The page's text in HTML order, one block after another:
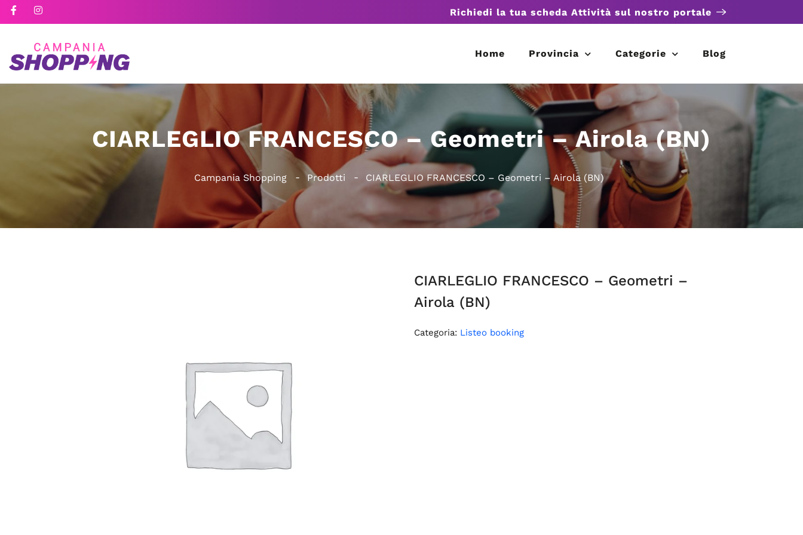
Richiedi la tua scheda Attività sul nostro portale
Home Provincia Categorie Blog
CIARLEGLIO FRANCESCO – Geometri – Airola (BN)
Campania Shopping Prodotti CIARLEGLIO FRANCESCO – Geometri – Airola (BN)
CIARLEGLIO FRANCESCO – Geometri –
Airola (BN)
Categoria: Listeo booking